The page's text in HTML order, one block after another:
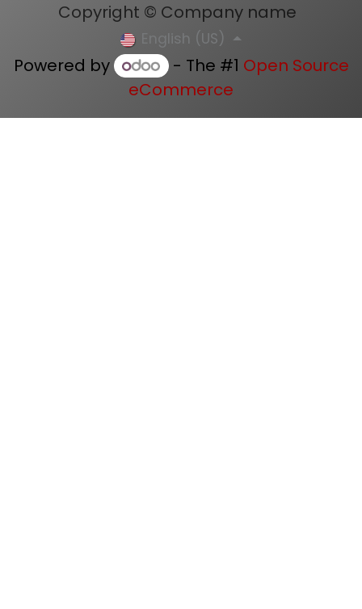
Copyright © Company name
English (US)
Powered by - The #1 Open Source
eCommerce